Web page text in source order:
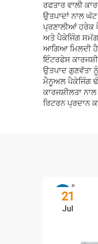
ਰਫਤਾਰ ਵਾਲੀ
ਉਤਪਾਦਾਂ ਨਾਲ
ਪ੍ਰਣਾਲੀਆਂ ਹਰੇਕ
ਅਤੇ ਪੈਕੇਜਿੰਗ
ਆਗਿਆ ਮਿਲਦੀ
ਇੰਟਰਫੇਸ
ਉਤਪਾਦ ਗੁਣਵੱਤਾ
ਮੈਨੂਅਲ ਪੈਕੇਜਿੰਗ
ਕਾਰਜਸ਼ੀਲਤਾ
ਰਿਟਰਨ ਪ੍ਰਦਾਨ
21
Jul